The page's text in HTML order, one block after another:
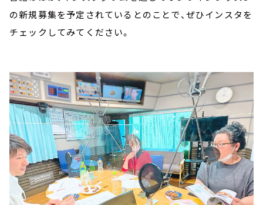
の新規募集を予定されているとのことで、ぜひインスタを
チェックしてみてください。